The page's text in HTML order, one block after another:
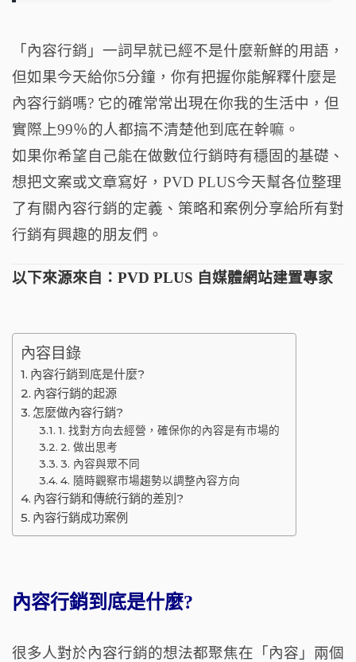
o
k
「內容行銷」一詞早就已經不是什麼新鮮的用語，
但如果今天給你5分鐘，你有把握你能解釋什麼是
內容行銷嗎? 它的確常常出現在你我的生活中，但
實際上99％的人都搞不清楚他到底在幹嘛。
如果你希望自己能在做數位行銷時有穩固的基礎、
想把文案或文章寫好，PVD PLUS今天幫各位整理
了有關內容行銷的定義、策略和案例分享給所有對
行銷有興趣的朋友們。
以下來源來自： PVD PLUS 自媒體網站建置專家
內容目錄
內容行銷到底是什麼?
內容行銷的起源
怎麼做內容行銷?
1. 找對方向去經營，確保你的內容是有市場的
2. 做出思考
3. 內容與眾不同
4. 隨時觀察市場趨勢以調整內容方向
內容行銷和傳統行銷的差別?
內容行銷成功案例
內容行銷到底是什麼?
很多人對於內容行銷的想法都聚焦在「內容」兩個